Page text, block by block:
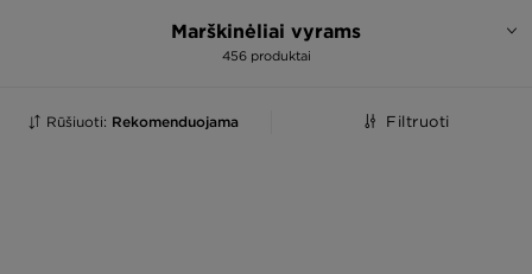
Marškinėliai vyrams
456 produktai
Rūšiuoti: Rekomenduojama Filtruoti